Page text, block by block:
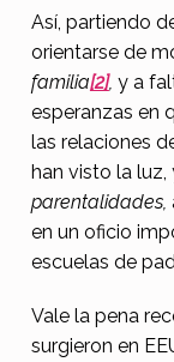
Así, partiendo
orientarse de
familia[2], y a
esperanzas en
las relaciones
han visto la
parentalidades,
en un oficio
escuelas de
Vale la pena
surgieron en